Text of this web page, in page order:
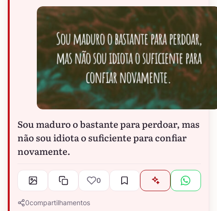
Sou maduro o bastante para perdoar, mas
não sou idiota o suficiente para confiar
novamente.
0
0compartilhamentos